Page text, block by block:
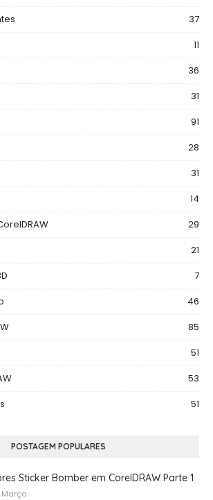
37
11
36
31
91
28
31
14
29
21
7
46
85
51
53
51
POSTAGEM POPULARES
Sticker Bomber em CorelDRAW Parte 1
Março